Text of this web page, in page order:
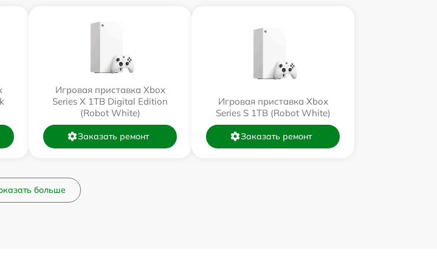
Игровая приставка Xbox
Series X 1TB Digital Edition
(Robot White)
Заказать ремонт
Игровая приставка Xbox
Series S 1TB (Robot White)
Заказать ремонт
больше